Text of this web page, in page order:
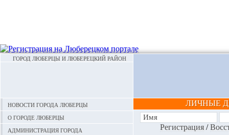
ГОРОД ЛЮБЕРЦЫ И ЛЮБЕРЕЦКИЙ РАЙОН
Новости города Люберцы
О городе Люберцы
Администрация города
ЛИЧНЫЕ
Регистрация/